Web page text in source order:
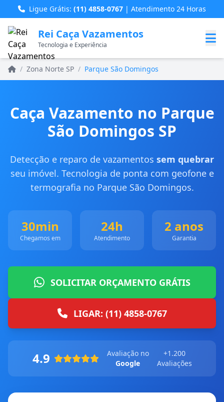
Ligue Grátis: (11) 4858-0767 | Atendimento 24 Horas
Rei Caça Vazamentos
Tecnologia e Experiência
Home
/ Zona Norte SP / Parque São Domingos
Caça Vazamento no Parque
São Domingos SP
Detecção e reparo de vazamentos sem quebrar
seu imóvel. Tecnologia de ponta com geofone e
termografia no Parque São Domingos.
30min
Chegamos em
24h
Atendimento
2 anos
Garantia
SOLICITAR ORÇAMENTO GRÁTIS
LIGAR: (11) 4858-0767
4.9
Avaliação no
Google
+1.200
Avaliações